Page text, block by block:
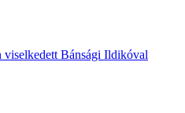
viselkedett Bánsági Ildikóval